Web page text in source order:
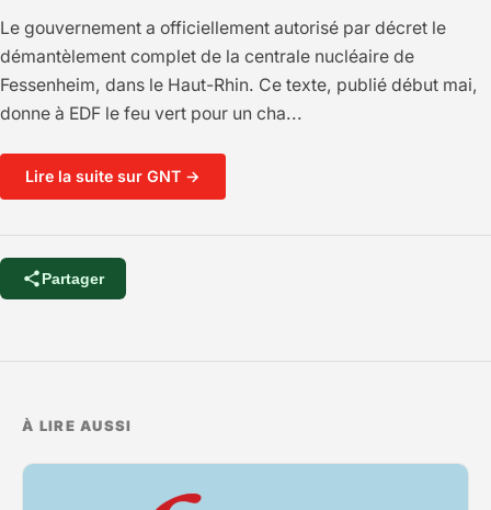
Le gouvernement a officiellement autorisé par décret le
démantèlement complet de la centrale nucléaire de
Fessenheim, dans le Haut-Rhin. Ce texte, publié début mai,
donne à EDF le feu vert pour un cha...
Lire la suite sur GNT →
Partager
À LIRE AUSSI